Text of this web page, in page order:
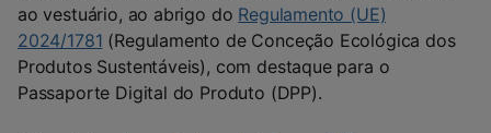
ao vestuário, ao abrigo do Regulamento (UE)
2024/1781 (Regulamento de Conceção Ecológica dos
Produtos Sustentáveis), com destaque para o
Passaporte Digital do Produto (DPP).